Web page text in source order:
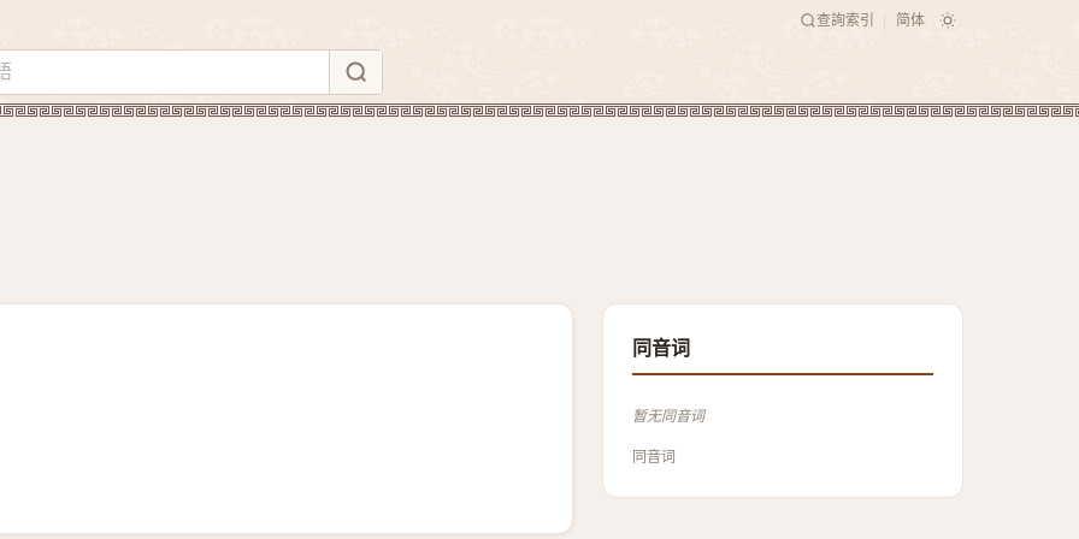
查詢索引 简体
同音词
暂无同音词
同音词